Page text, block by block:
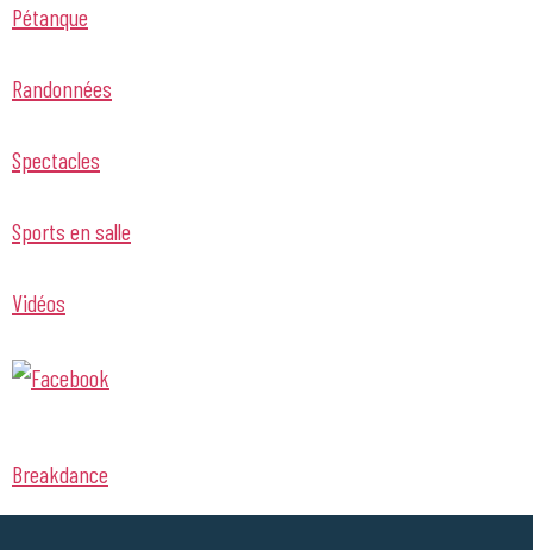
Pétanque
Randonnées
Spectacles
Sports en salle
Vidéos
Breakdance